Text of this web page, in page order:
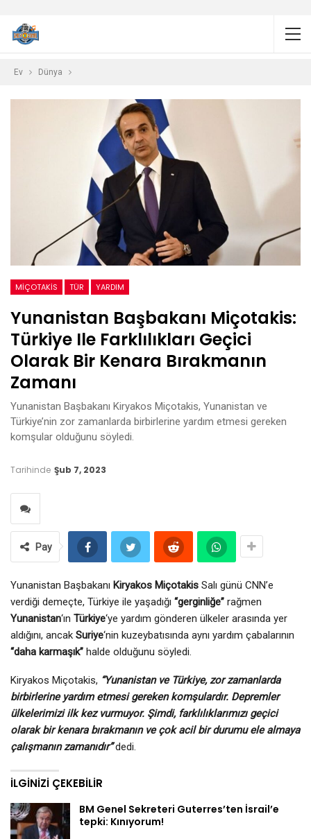
Ev Dünya
MIÇOTAKIS TÜR YARDIM
Yunanistan Başbakanı Miçotakis:
Türkiye Ile Farklılıkları Geçici
Olarak Bir Kenara Bırakmanın
Zamanı
Yunanistan Başbakanı Kiryakos Miçotakis, Yunanistan ve
Türkiye’nin zor zamanlarda birbirlerine yardım etmesi gereken
komşular olduğunu söyledi.
Tarihinde Şub 7, 2023
Pay
Yunanistan Başbakanı Kiryakos Miçotakis Salı günü CNN’e
verdiği demeçte, Türkiye ile yaşadığı “gerginliğe” rağmen
Yunanistan‘ın Türkiye‘ye yardım gönderen ülkeler arasında yer
aldığını, ancak Suriye‘nin kuzeybatısında aynı yardım çabalarının
“daha karmaşık” halde olduğunu söyledi.
Kiryakos Miçotakis, “Yunanistan ve Türkiye, zor zamanlarda
birbirlerine yardım etmesi gereken komşulardır. Depremler
ülkelerimizi ilk kez vurmuyor. Şimdi, farklılıklarımızı geçici
olarak bir kenara bırakmanın ve çok acil bir durumu ele almaya
çalışmanın zamanıdır”dedi.
İLGINIZI ÇEKEBILIR
BM Genel Sekreteri Guterres’ten İsrail’e
tepki: Kınıyorum!